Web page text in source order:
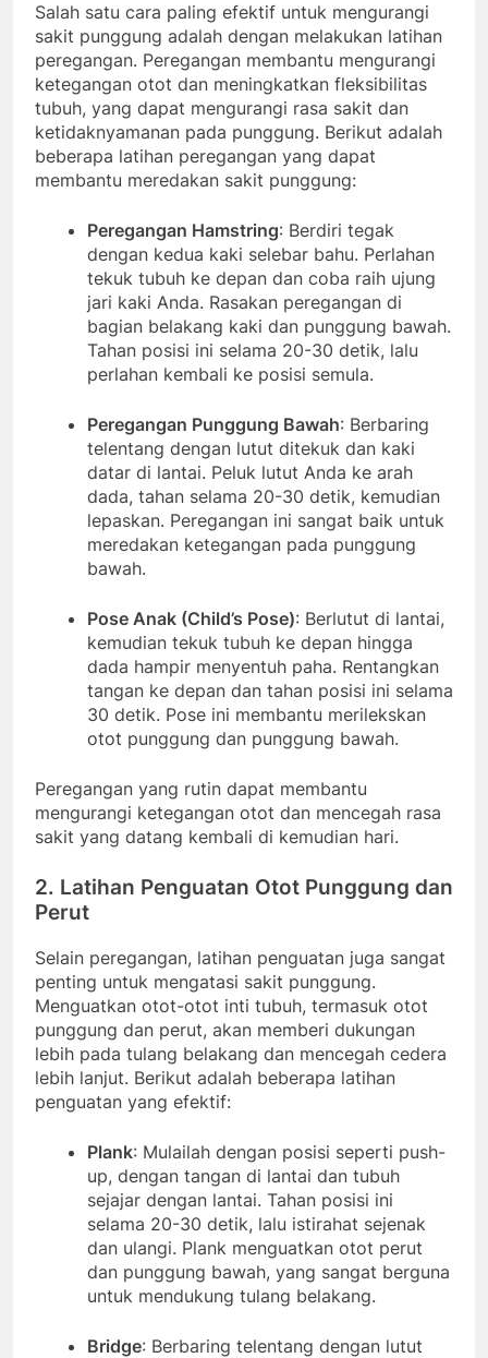
Salah satu cara paling efektif untuk mengurangi
sakit punggung adalah dengan melakukan latihan
peregangan. Peregangan membantu mengurangi
ketegangan otot dan meningkatkan fleksibilitas
tubuh, yang dapat mengurangi rasa sakit dan
ketidaknyamanan pada punggung. Berikut adalah
beberapa latihan peregangan yang dapat
membantu meredakan sakit punggung:
Peregangan Hamstring: Berdiri tegak
dengan kedua kaki selebar bahu. Perlahan
tekuk tubuh ke depan dan coba raih ujung
jari kaki Anda. Rasakan peregangan di
bagian belakang kaki dan punggung bawah.
Tahan posisi ini selama 20-30 detik, lalu
perlahan kembali ke posisi semula.
Peregangan Punggung Bawah: Berbaring
telentang dengan lutut ditekuk dan kaki
datar di lantai. Peluk lutut Anda ke arah
dada, tahan selama 20-30 detik, kemudian
lepaskan. Peregangan ini sangat baik untuk
meredakan ketegangan pada punggung
bawah.
Pose Anak (Child’s Pose): Berlutut di lantai,
kemudian tekuk tubuh ke depan hingga
dada hampir menyentuh paha. Rentangkan
tangan ke depan dan tahan posisi ini selama
30 detik. Pose ini membantu merilekskan
otot punggung dan punggung bawah.
Peregangan yang rutin dapat membantu
mengurangi ketegangan otot dan mencegah rasa
sakit yang datang kembali di kemudian hari.
2. Latihan Penguatan Otot Punggung dan
Perut
Selain peregangan, latihan penguatan juga sangat
penting untuk mengatasi sakit punggung.
Menguatkan otot-otot inti tubuh, termasuk otot
punggung dan perut, akan memberi dukungan
lebih pada tulang belakang dan mencegah cedera
lebih lanjut. Berikut adalah beberapa latihan
penguatan yang efektif:
Plank: Mulailah dengan posisi seperti push-
up, dengan tangan di lantai dan tubuh
sejajar dengan lantai. Tahan posisi ini
selama 20-30 detik, lalu istirahat sejenak
dan ulangi. Plank menguatkan otot perut
dan punggung bawah, yang sangat berguna
untuk mendukung tulang belakang.
Bridge: Berbaring telentang dengan lutut